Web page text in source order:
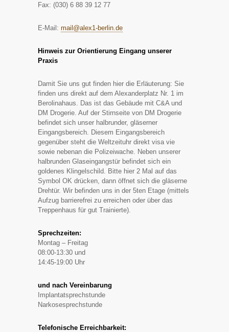
Fax: (030) 6 88 39 12 77
E-Mail: mail@alex1-berlin.de
Hinweis zur Orientierung Eingang unserer
Praxis
Damit Sie uns gut finden hier die Erläuterung: Sie
finden uns direkt auf dem Alexanderplatz Nr. 1 im
Berolinahaus. Das ist das Gebäude mit C&A und
DM Drogerie. Auf der Stirnseite von DM Drogerie
befindet sich unser halbrunder, gläserner
Eingangsbereich. Diesem Eingangsbereich
gegenüber steht die Weltzeituhr direkt visa vie
sowie nebenan die Polizeiwache. Neben unserer
halbrunden Glaseingangstür befindet sich ein
goldenes Klingelschild. Bitte hier 2 Mal auf das
Symbol OK drücken, dann öffnet sich die gläserne
Drehtür. Wir befinden uns in der 5ten Etage (mittels
Aufzug barrierefrei zu erreichen oder über das
Treppenhaus für gut Trainierte).
Sprechzeiten:
Montag – Freitag
08:00-13:30 und
14:45-19:00 Uhr
und nach Vereinbarung
Implantatsprechstunde
Narkosesprechstunde
Telefonische Erreichbarkeit: